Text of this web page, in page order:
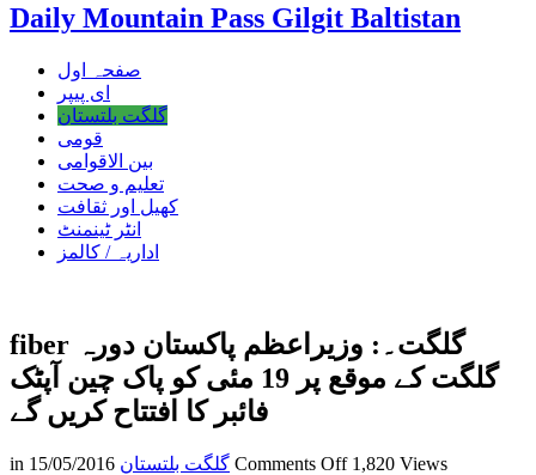
Daily Mountain Pass Gilgit Baltistan
صفحہ اول
ای پیپر
گلگت بلتستان
قومی
بین الاقوامی
تعلیم و صحت
کھیل اور ثقافت
انٹر ٹینمنٹ
اداریہ / کالمز
fiber گلگت۔: وزیراعظم پاکستان دورہ
گلگت کے موقع پر 19 مئی کو پاک چین آپٹک
فائبر کا افتتاح کریں گے
in گلگت بلتستان 15/05/2016 Comments Offon1,820 Views